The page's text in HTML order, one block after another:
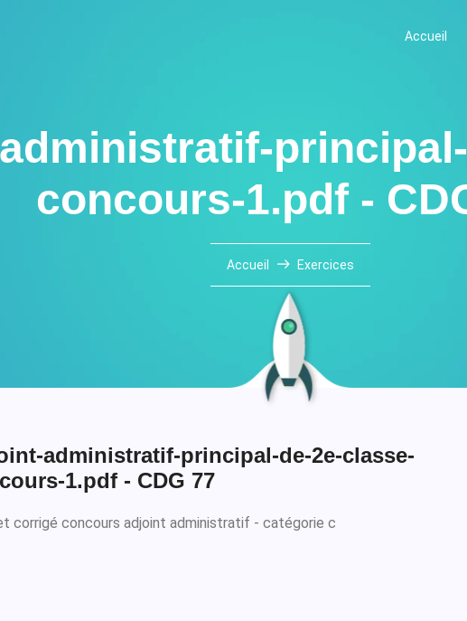
Accueil
concours-1.pdf -
Accueil Exercices
administratif-principal-de-2e-classe-
1.pdf - CDG 77
corrigé concours adjoint administratif - catégorie c